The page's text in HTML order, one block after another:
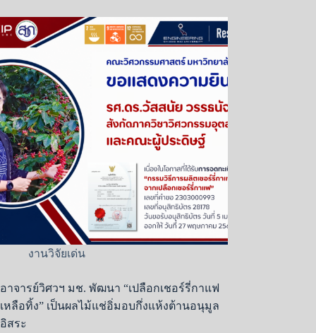
งานวิจัยเด่น
อาจารย์วิศวฯ มช. พัฒนา “เปลือกเชอร์รี่กาแฟ
เหลือทิ้ง” เป็นผลไม้แช่อิ่มอบกึ่งแห้งต้านอนุมูล
อิสระ